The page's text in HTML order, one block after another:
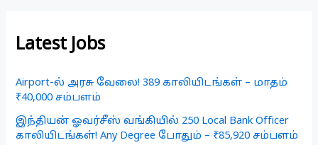
Latest Jobs
Airport-ல் அரசு வேலை! 389 காலியிடங்கள் – மாதம்
₹40,000 சம்பளம்
இந்தியன் ஓவர்சீஸ் வங்கியில் 250 Local Bank Officer
காலியிடங்கள்! Any Degree போதும் – ₹85,920 சம்பளம்